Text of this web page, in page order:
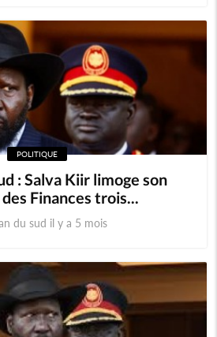
POLITIQUE
: Salva Kiir limoge son
Finances trois...
du sud il y a 5 mois